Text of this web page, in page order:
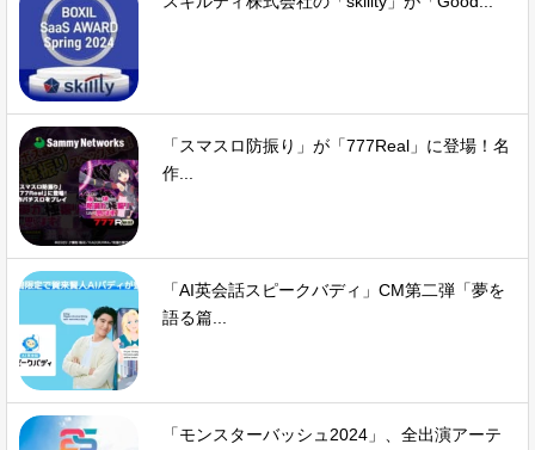
「スマスロ防振り」が「777Real」に登場！名
作...
「AI英会話スピークバディ」CM第二弾「夢を
語る篇...
「モンスターバッシュ2024」、全出演アーテ